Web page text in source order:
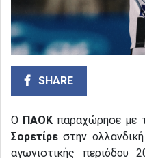
SHARE
Ο ΠΑΟΚ παραχώρησε με
Σορετίρε στην ολλανδική
αγωνιστικής περιόδου